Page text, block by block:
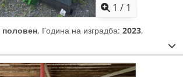
1 / 1
половен, Година на изградба: 2023,